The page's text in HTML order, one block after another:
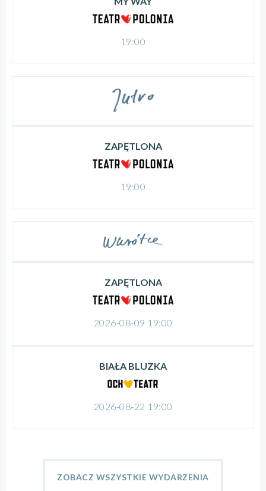
19:00
ZAPĘTLONA
19:00
ZAPĘTLONA
2026-08-09 19:00
BIAŁA BLUZKA
2026-08-22 19:00
ZOBACZ WSZYSTKIE WYDARZENIA